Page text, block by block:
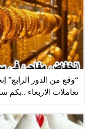
“وقع من الدور
تعاملات الاربعاء ..بكم